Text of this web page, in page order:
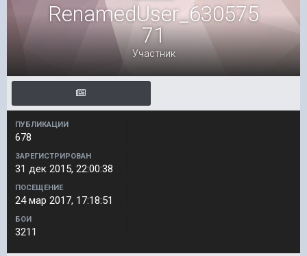
RenamedUser_630575
71
Участник
ПУБЛИКАЦИИ
678
ЗАРЕГИСТРИРОВАН
31 дек 2015, 22:00:38
ПОСЕЩЕНИЕ
24 мар 2017, 17:18:51
БОИ
3211